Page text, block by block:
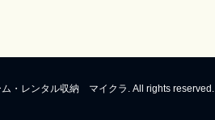
・レンタル収納 マイクラ. All rights reserved.